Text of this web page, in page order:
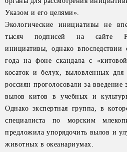
Указом и его целями».
Экологические инициативы не
тысяч подписей на сайте
инициативы, однако
года на фоне скандала с
косаток и белух, выловленных
россиян проголосовали за введение
вылов китов в учебных и
Однако экспертная группа, в
специалиста по морским
предложила упорядочить вылов и
животных в океанариумах.